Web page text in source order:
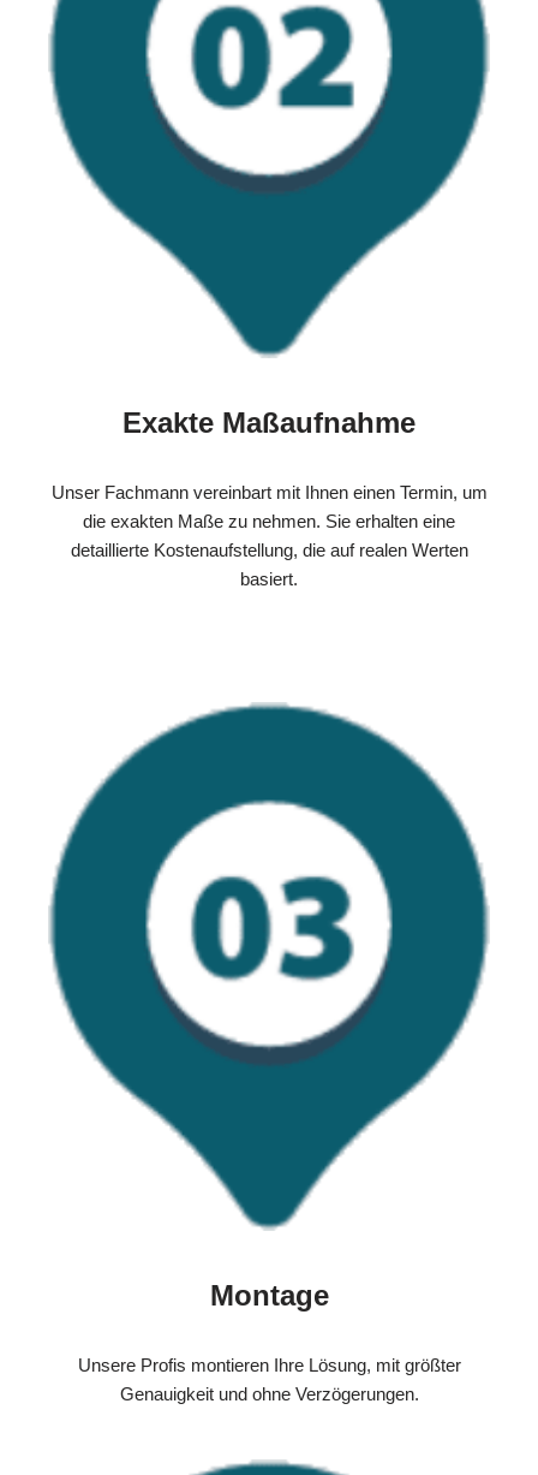
Exakte Maßaufnahme
Unser Fachmann vereinbart mit Ihnen einen Termin, um
die exakten Maße zu nehmen. Sie erhalten eine
detaillierte Kostenaufstellung, die auf realen Werten
basiert.
Montage
Unsere Profis montieren Ihre Lösung, mit größter
Genauigkeit und ohne Verzögerungen.